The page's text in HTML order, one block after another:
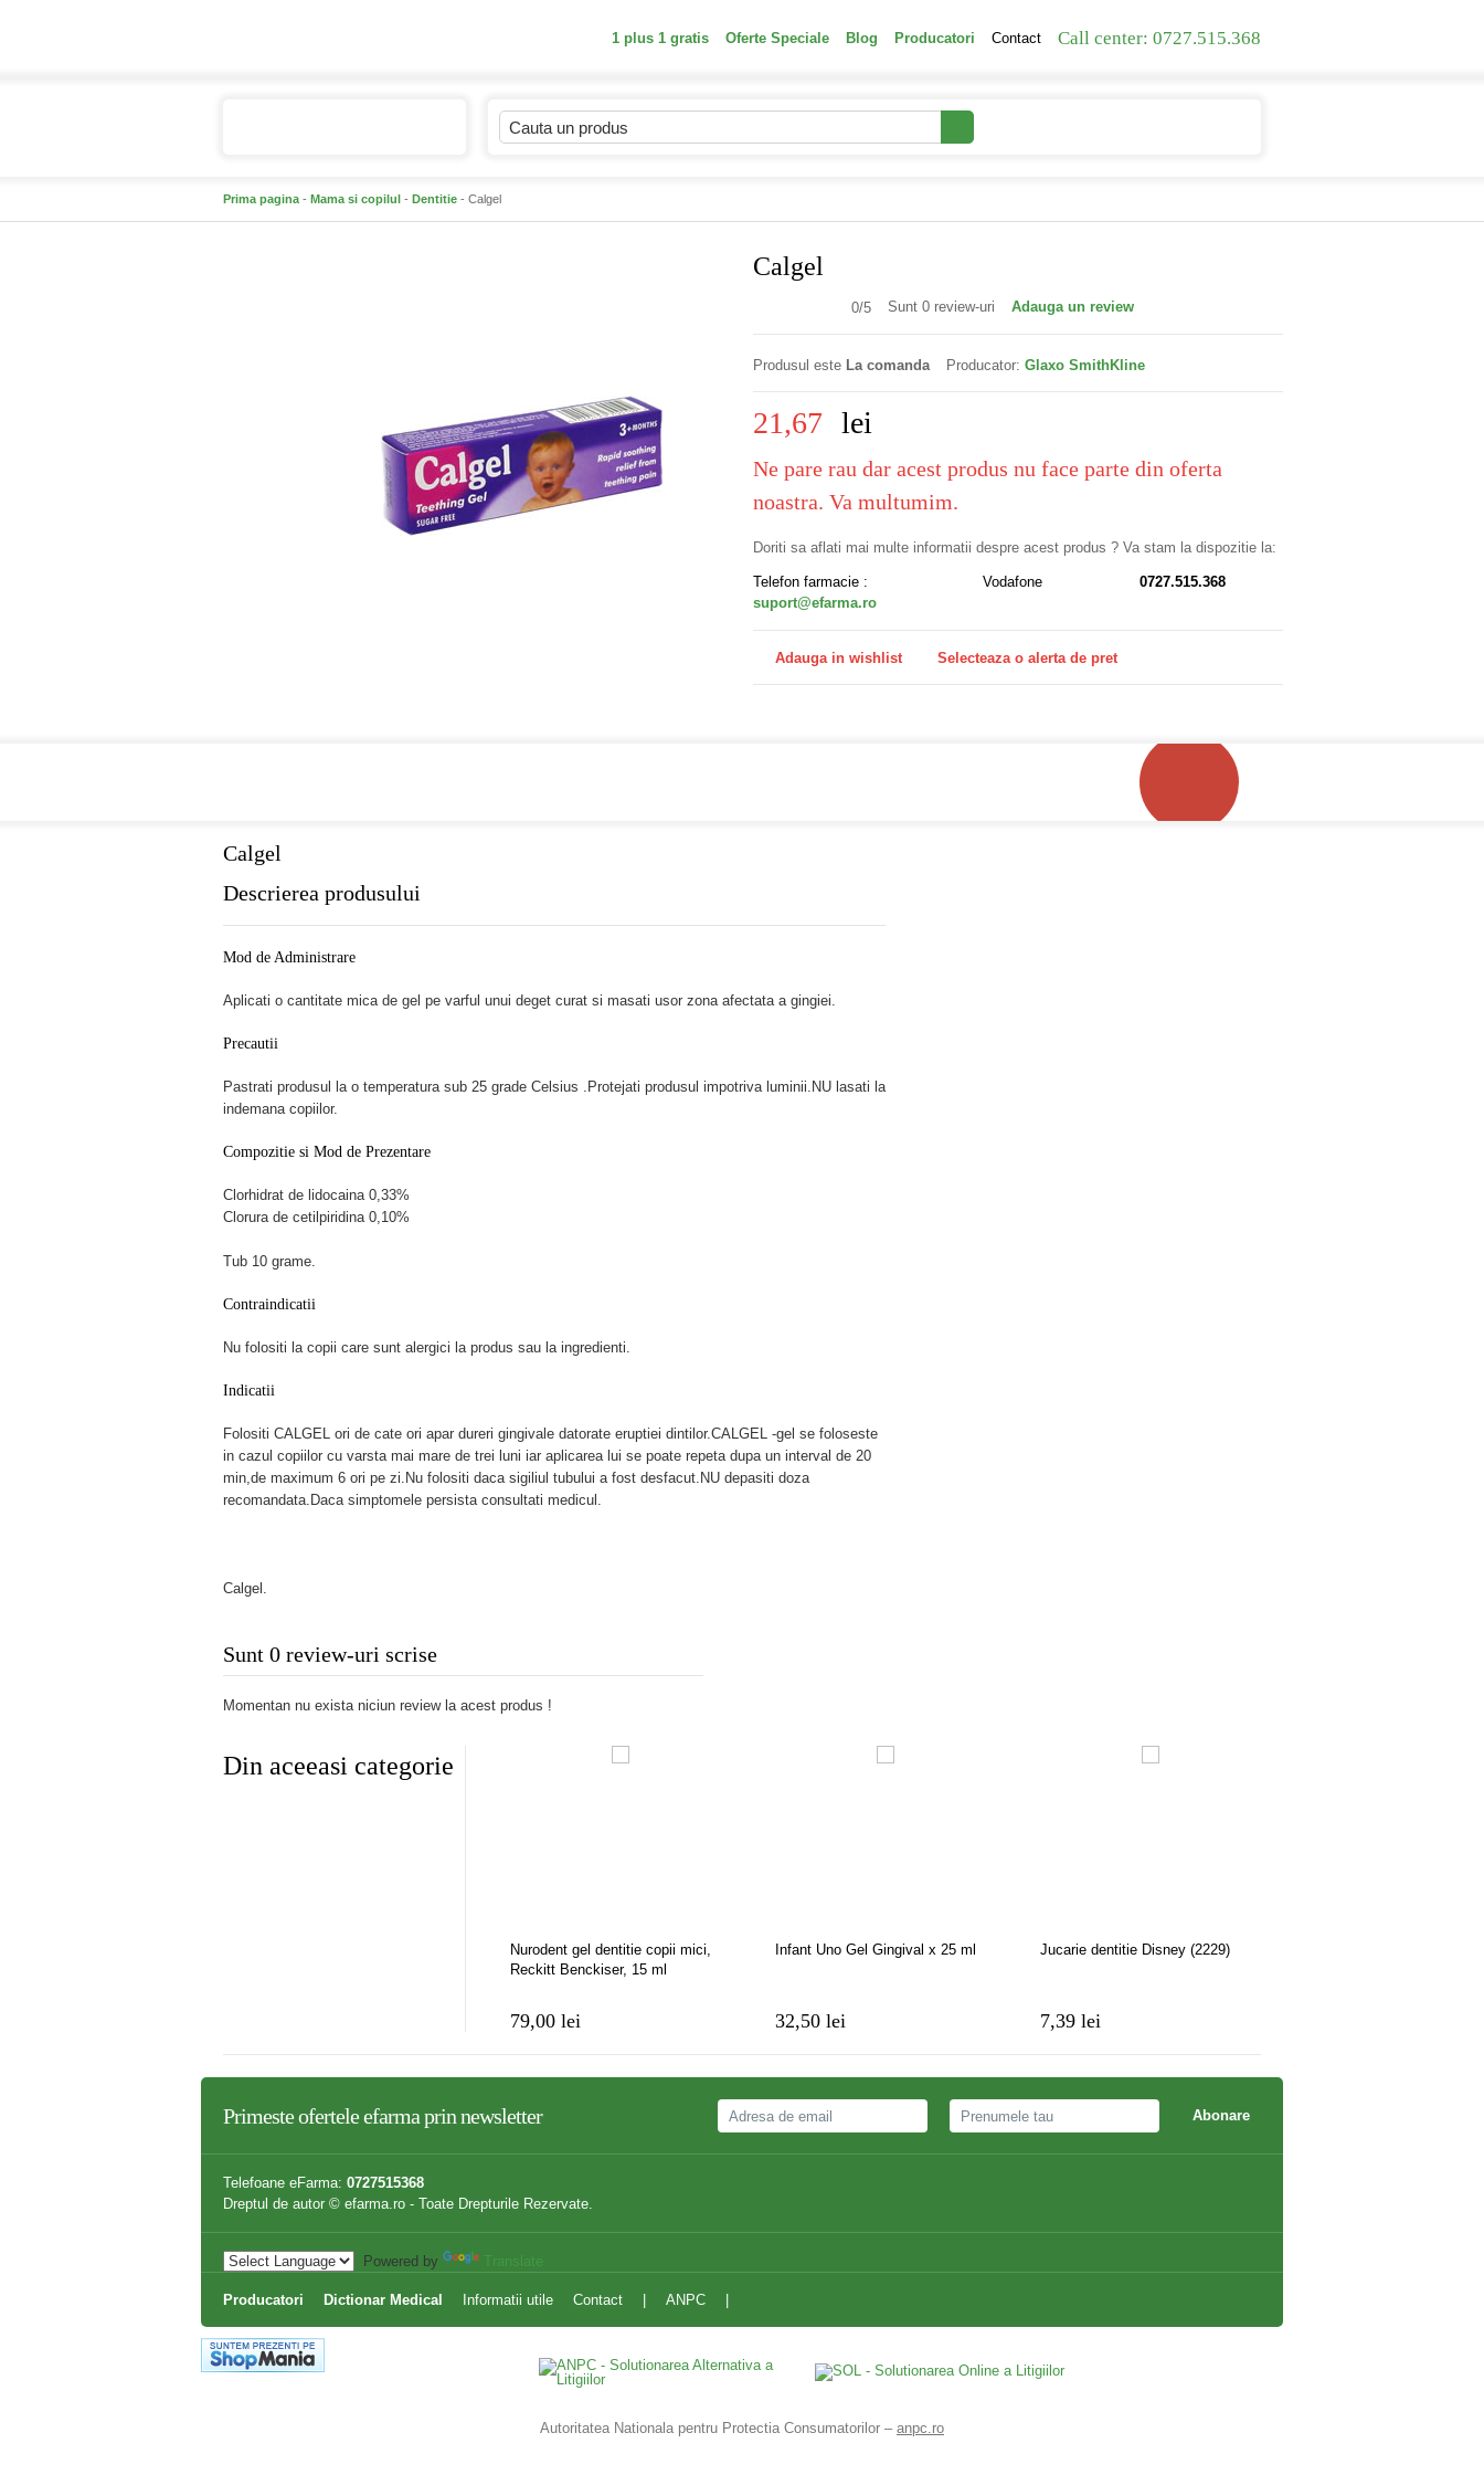
1 plus 1 gratis Oferte Speciale Blog Producatori Contact Call center: 0727.515.368
Prima pagina - Mama si copilul - Dentitie - Calgel
Calgel
0/5 Sunt 0 review-uri Adauga un review
Produsul este La comanda Producator: Glaxo SmithKline
21,67 lei
Ne pare rau dar acest produs nu face parte din oferta
noastra. Va multumim.
Doriti sa aflati mai multe informatii despre acest produs ? Va stam la dispozitie la:
Telefon farmacie : Vodafone
0727.515.368
suport@efarma.ro
Adauga in wishlist Selecteaza o alerta de pret
Calgel
Descrierea produsului
Mod de Administrare
Aplicati o cantitate mica de gel pe varful unui deget curat si masati usor zona afectata a gingiei.
Precautii
Pastrati produsul la o temperatura sub 25 grade Celsius .Protejati produsul impotriva luminii.NU lasati la
indemana copiilor.
Compozitie si Mod de Prezentare
Clorhidrat de lidocaina 0,33%
Clorura de cetilpiridina 0,10%
Tub 10 grame.
Contraindicatii
Nu folositi la copii care sunt alergici la produs sau la ingredienti.
Indicatii
Folositi CALGEL ori de cate ori apar dureri gingivale datorate eruptiei dintilor.CALGEL -gel se foloseste
in cazul copiilor cu varsta mai mare de trei luni iar aplicarea lui se poate repeta dupa un interval de 20
min,de maximum 6 ori pe zi.Nu folositi daca sigiliul tubului a fost desfacut.NU depasiti doza
recomandata.Daca simptomele persista consultati medicul.
Calgel.
Sunt 0 review-uri scrise
Momentan nu exista niciun review la acest produs !
Din aceeasi categorie
Nurodent gel dentitie copii mici,
Reckitt Benckiser, 15 ml
79,00 lei
Infant Uno Gel Gingival x 25 ml
32,50 lei
Jucarie dentitie Disney (2229)
7,39 lei
Primeste oferteleefarmaprin newsletter Abonare
Telefoane eFarma: 0727515368
Dreptul de autor © efarma.ro - Toate Drepturile Rezervate.
Powered by
Producatori Dictionar Medical Informatii utile Contact ANPC
Autoritatea Nationala pentru Protectia Consumatorilor – anpc.ro